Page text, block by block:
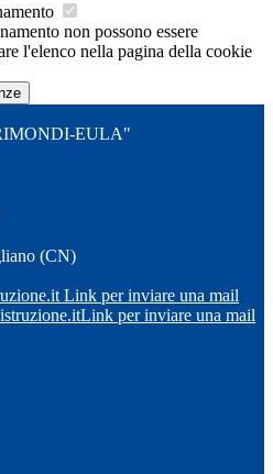
non possono essere
l'elenco nella pagina della cookie
EULA"
(CN)
Link per inviare una mail
Link per inviare una mail